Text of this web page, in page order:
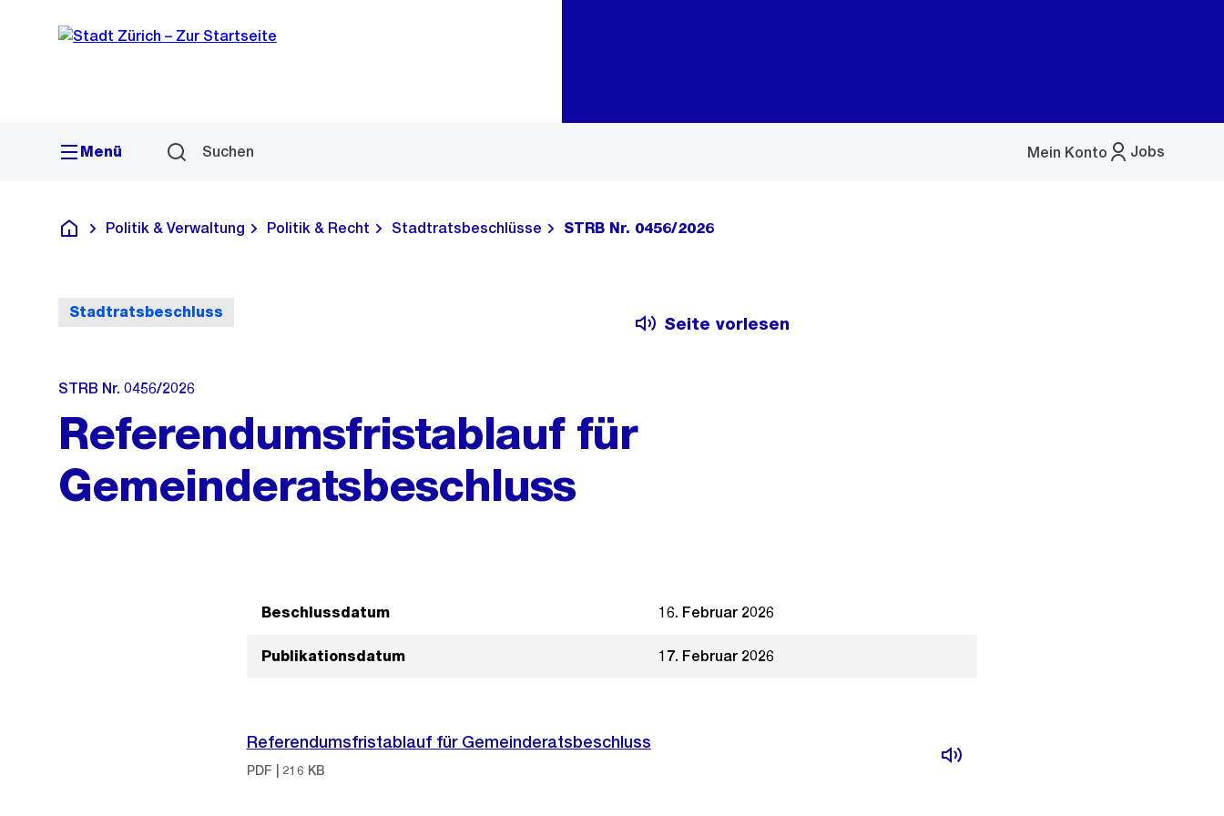
Navigation
Sprunglink
Menü Suchen Jobs
Mein Konto
Menü
Deutsch
Politik & Verwaltung Politik & Recht Stadtratsbeschlüsse STRB Nr. 0456/2026
Stadtratsbeschluss
Seite vorlesen
STRB Nr. 0456/2026
Referendumsfristablauf für
Gemeinderatsbeschluss
Beschlussdatum 16. Februar 2026
Publikationsdatum 17. Februar 2026
Referendumsfristablauf für Gemeinderatsbeschluss
PDF | 216 KB